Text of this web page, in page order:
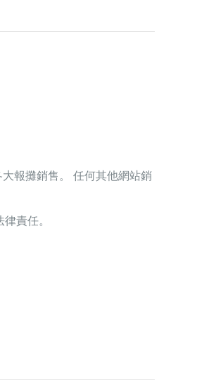
報攤銷售。 任何其他網站銷
責任。